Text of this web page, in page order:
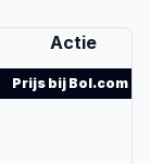
Actie
Prijs bij Bol.com